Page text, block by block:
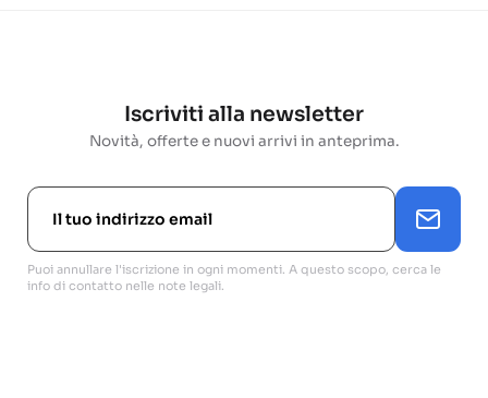
Iscriviti alla newsletter
Novità, offerte e nuovi arrivi in anteprima.
Puoi annullare l'iscrizione in ogni momenti. A questo scopo, cerca le
info di contatto nelle note legali.